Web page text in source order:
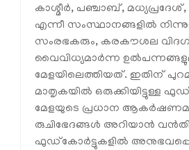
കാശ്മീര്‍, പഞ്ചാബ്,
എന്നീ സംസ്ഥാനങ്ങളില്‍
സംരഭകരും, കരകൗശല
വൈവിധ്യമാര്‍ന്ന
മേളയിലെത്തിയത്. ഇതിന്
മാതൃകയില്‍ ഒരുക്കിയിട്ടുള്ള
മേളയുടെ പ്രധാന
രുചിഭേദങ്ങള്‍ അറിയാന്‍
ഫുഡ്‌കോര്‍ട്ടുകളില്‍